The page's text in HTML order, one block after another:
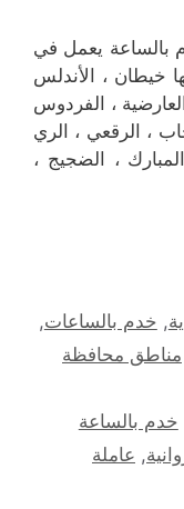
بالساعة يعمل في
خيطان ، الأندلس
، الفردوس
، الرقعي ، الري
، الضجيج ،
, خدم بالساعات,
مناطق محافظة
خدم بالساعة
, عاملة